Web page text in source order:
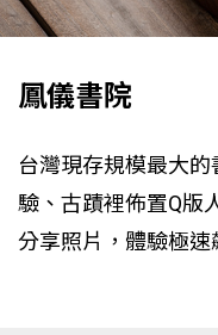
鳳儀書院
台灣現存規模最大
驗、古蹟裡佈置Q版
分享照片，體驗極速